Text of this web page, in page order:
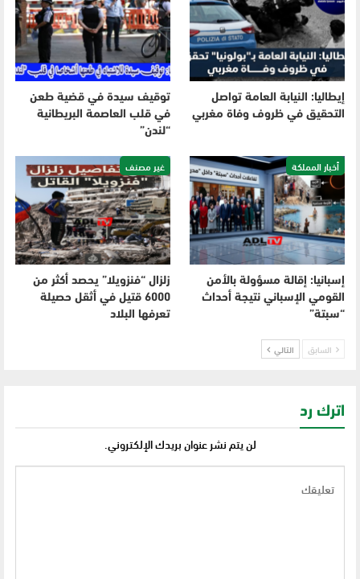
إيطاليا: النيابة العامة تواصل
التحقيق في ظروف وفاة مغربي
توقيف سيدة في قضية طعن
في قلب العاصمة البريطانية
“لندن”
أخبار المملكة
إسبانيا: إقالة مسؤولة بالأمن
القومي الإسباني نتيجة أحداث
“سبتة”
غير مصنف
زلزال “فنزويلا” يحصد أكثر من
6000 قتيل في أثقل حصيلة
تعرفها البلاد
السابق التالي
اترك رد
لن يتم نشر عنوان بريدك الإلكتروني.